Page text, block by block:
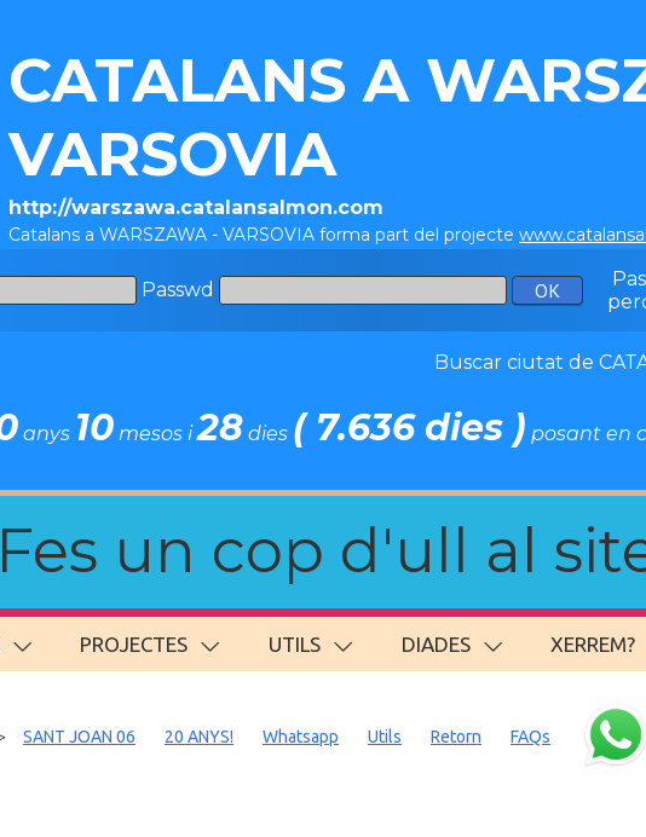
CATALANS A
VARSOVIA
http://warszawa.catalansalmon.com
Catalans a WARSZAWA - VARSOVIA forma part del projecte
Passwd
Buscar ciutat de
anys 10 mesos i28 dies ( 7.636 dies ) posant en
un cop d'ull al
PROJECTES UTILS DIADES XERREM?
SANT JOAN 06 20 ANYS! Whatsapp Utils Retorn FAQs